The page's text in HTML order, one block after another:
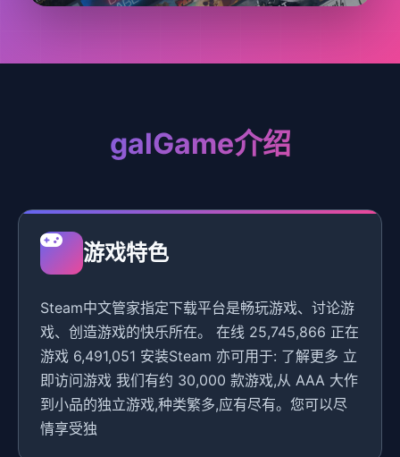
galGame介绍
游戏特色
Steam中文管家指定下载平台是畅玩游戏、讨论游
戏、创造游戏的快乐所在。 在线 25,745,866 正在
游戏 6,491,051 安装Steam 亦可用于: 了解更多 立
即访问游戏 我们有约 30,000 款游戏,从 AAA 大作
到小品的独立游戏,种类繁多,应有尽有。您可以尽
情享受独